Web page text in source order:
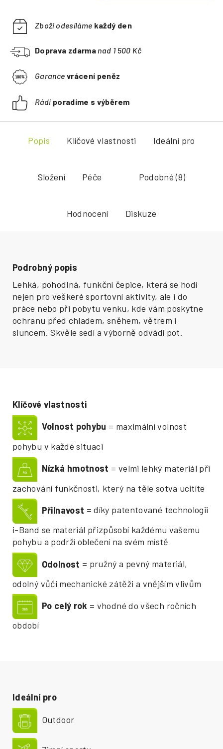
Zboží odesíláme každý den
Doprava zdarma nad 1 500 Kč
Garance vrácení peněz
Rádi poradíme s výběrem
Popis Klíčové vlastnosti Ideální pro
Složení Péče Podobné (8)
Hodnocení Diskuze
Podrobný popis
Lehká, pohodlná, funkční čepice, která se hodí
nejen pro veškeré sportovní aktivity, ale i do
práce nebo při pobytu venku, kde vám poskytne
ochranu před chladem, sněhem, větrem i
sluncem. Skvěle sedí a výborně odvádí pot.
Ideální pro
Outdoor
Klíčové vlastnosti
Volnost pohybu = maximální volnost
pohybu v každé situaci
Nízká hmotnost = velmi lehký materiál při
zachování funkčnosti, který na těle sotva ucítíte
Přilnavost = díky patentované technologii
i-Band se materiál přizpůsobí každému vašemu
pohybu a podrží oblečení na svém místě
Odolnost = pružný a pevný materiál,
odolný vůči mechanické zátěži a vnějším vlivům
Po celý rok = vhodné do všech ročních
období